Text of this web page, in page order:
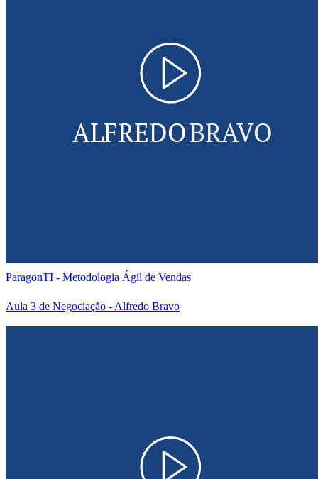
ParagonTI - Metodologia Ágil de Vendas
Aula 3 de Negociação - Alfredo Bravo